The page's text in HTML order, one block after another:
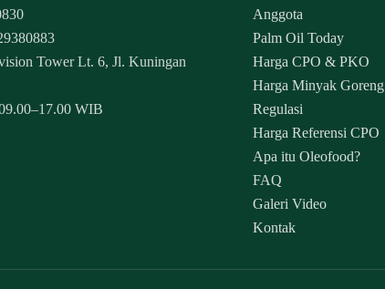
Tower Lt. 6, Jl. Kuningan
WIB
Anggota
Palm Oil Today
Harga CPO & PKO
Harga Minyak Goreng
Regulasi
Harga Referensi CPO
Apa itu Oleofood?
FAQ
Galeri Video
Kontak